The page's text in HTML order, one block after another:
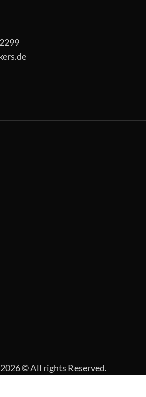
© All rights Reserved.